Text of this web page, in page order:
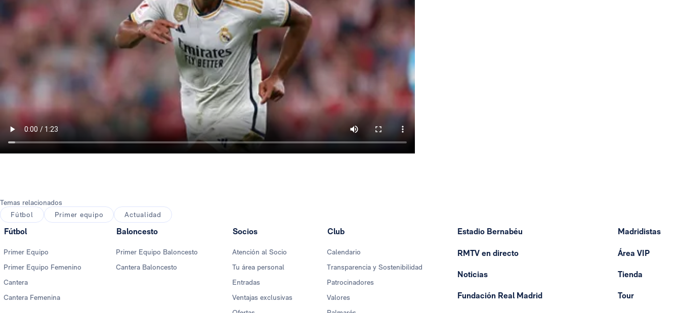
Temas relacionados
Fútbol
Primer equipo Actualidad
Fútbol
Primer Equipo
Primer Equipo Femenino
Cantera
Cantera Femenina
Baloncesto
Primer Equipo Baloncesto
Cantera Baloncesto
Socios
Atención al Socio
Tu área personal
Entradas
Ventajas exclusivas
Club
Calendario
Transparencia y Sostenibilidad
Patrocinadores
Valores
Estadio Bernabéu
RMTV en directo
Noticias
Fundación Real Madrid
Madridistas
Área VIP
Tienda
Tour